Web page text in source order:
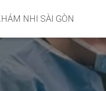
NHI SÀI GÒN